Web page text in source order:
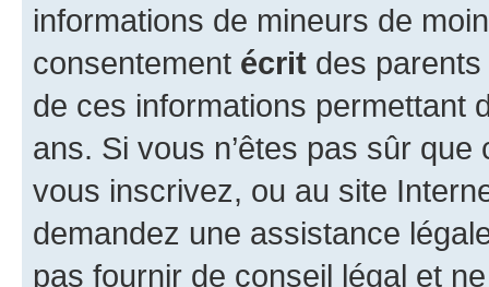
informations de mineurs de
consentement écrit des parents
de ces informations permettant
ans. Si vous n’êtes pas sûr
vous inscrivez, ou au site
demandez une assistance
pas fournir de conseil légal et